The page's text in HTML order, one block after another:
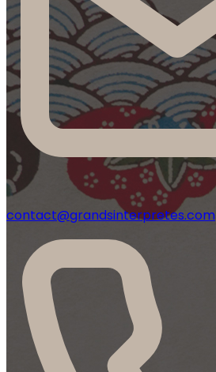
contact@grandsinterpretes.com